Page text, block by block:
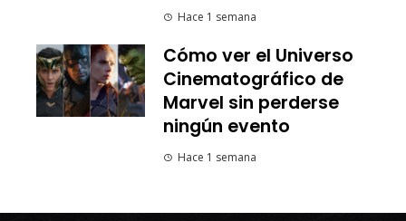
Hace 1 semana
Cómo ver el Universo
Cinematográfico de
Marvel sin perderse
ningún evento
Hace 1 semana